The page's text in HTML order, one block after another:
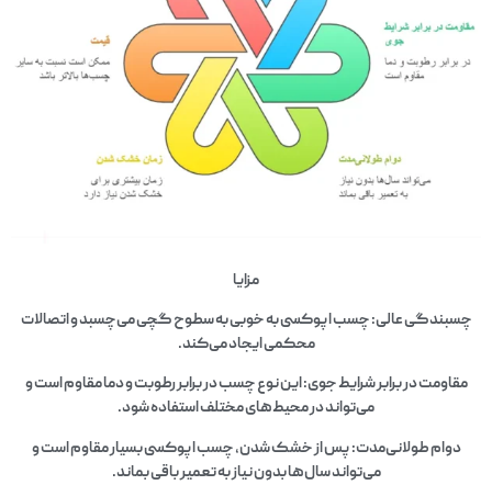
مزایا
چسبندگی عالی: چسب اپوکسی به خوبی به سطوح گچی می‌چسبد و اتصالات
محکمی ایجاد می‌کند.
مقاومت در برابر شرایط جوی: این نوع چسب در برابر رطوبت و دما مقاوم است و
می‌تواند در محیط‌های مختلف استفاده شود.
دوام طولانی‌مدت: پس از خشک شدن، چسب اپوکسی بسیار مقاوم است و
می‌تواند سال‌ها بدون نیاز به تعمیر باقی بماند.